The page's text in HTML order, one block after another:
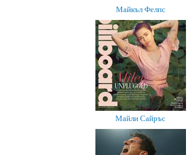
Майкъл Фелпс
Майли Сайръс